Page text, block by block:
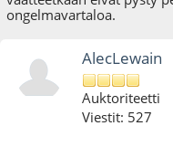
ongelmavartaloa.
AlecLewain
Auktoriteetti
Viestit: 527